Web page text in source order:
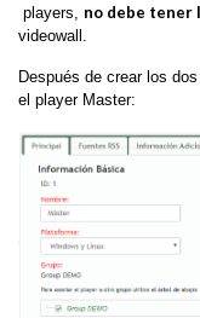
players, no debe tener
videowall.
Después de crear los
el player Master: